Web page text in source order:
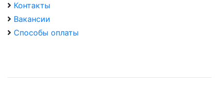
Контакты
Вакансии
Способы оплаты